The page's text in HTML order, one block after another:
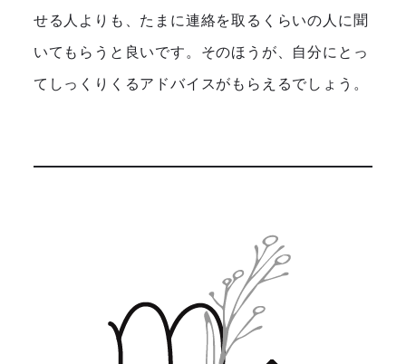
せる人よりも、たまに連絡を取るくらいの人に聞
いてもらうと良いです。そのほうが、自分にとっ
てしっくりくるアドバイスがもらえるでしょう。